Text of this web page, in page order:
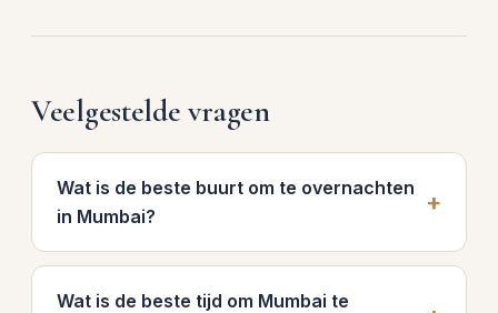
Veelgestelde vragen
Wat is de beste buurt om te overnachten
in Mumbai?
Wat is de beste tijd om Mumbai te